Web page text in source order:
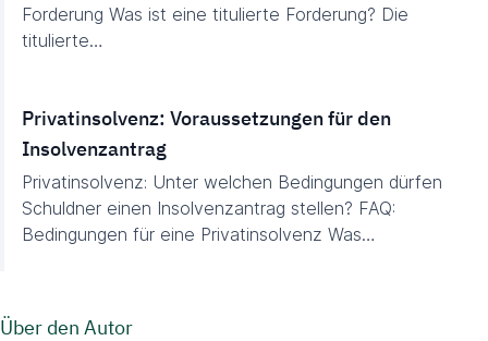
Forderung Was ist eine titulierte Forderung? Die
titulierte…
Privatinsolvenz: Voraussetzungen für den
Insolvenzantrag
Privatinsolvenz: Unter welchen Bedingungen dürfen
Schuldner einen Insolvenzantrag stellen? FAQ:
Bedingungen für eine Privatinsolvenz Was…
Über den Autor